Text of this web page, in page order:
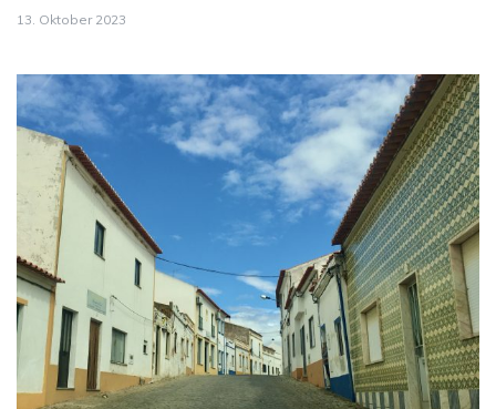
13. Oktober 2023